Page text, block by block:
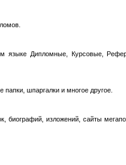
языке Дипломные, Курсовые,
шпаргалки и многое другое.
биографий, изложений, сайты